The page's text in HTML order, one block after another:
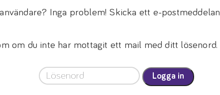
Inga problem! Skicka ett e-
om du inte har mottagit ett mail med ditt lösenord.
Logga in